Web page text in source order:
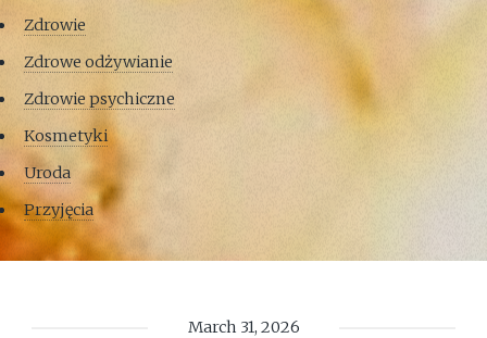
Zdrowie
Zdrowe odżywianie
Zdrowie psychiczne
Kosmetyki
Uroda
Przyjęcia
March 31, 2026